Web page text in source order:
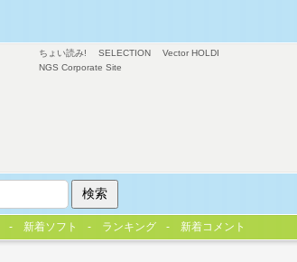
ちょい読み! SELECTION
Vector HOLDI
NGS Corporate Site
新着ソフト ランキング 新着コメント